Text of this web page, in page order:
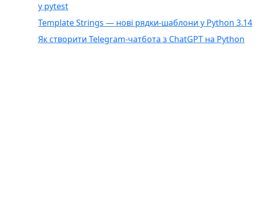
у pytest
Template Strings — нові рядки-шаблони у Python 3.14
Як створити Telegram-чатбота з ChatGPT на Python